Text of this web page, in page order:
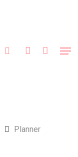
Planner